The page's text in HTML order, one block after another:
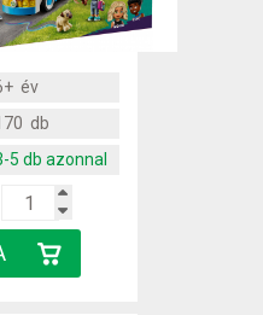
év
db
5 db azonnal